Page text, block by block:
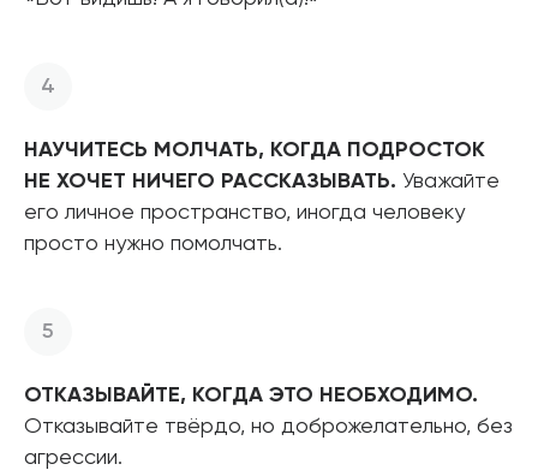
НАУЧИТЕСЬ МОЛЧАТЬ, КОГДА ПОДРОСТОК
НЕ ХОЧЕТ НИЧЕГО РАССКАЗЫВАТЬ. Уважайте
его личное пространство, иногда человеку
просто нужно помолчать.
ОТКАЗЫВАЙТЕ, КОГДА ЭТО НЕОБХОДИМО.
Отказывайте твёрдо, но доброжелательно, без
агрессии.